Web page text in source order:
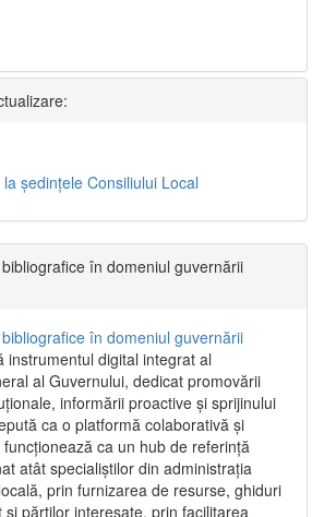
şedinţele Consiliului Local
în domeniul guvernării
în domeniul guvernării
instrumentul digital integrat al
al Guvernului, dedicat promovării
informării proactive și sprijinului
ca o platformă colaborativă și
ca un hub de referință
atât specialiștilor din administrația
prin furnizarea de resurse, ghiduri
părților interesate, prin facilitarea